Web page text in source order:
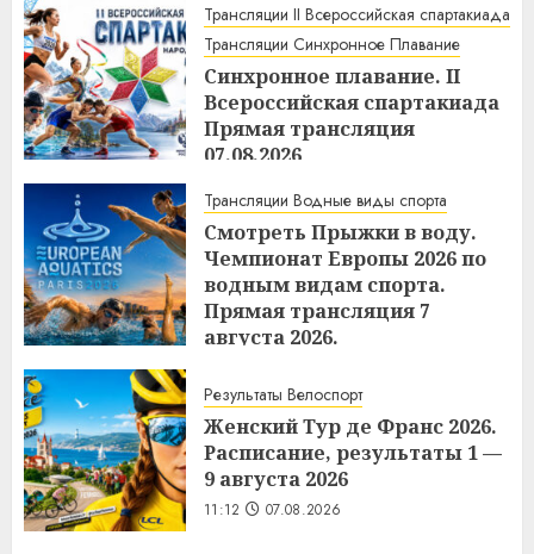
Трансляции II Всероссийская спартакиада
Трансляции Синхронное Плавание
Синхронное плавание. II
Всероссийская спартакиада
Прямая трансляция
07.08.2026
Трансляции Водные виды спорта
Смотреть Прыжки в воду.
Чемпионат Европы 2026 по
водным видам спорта.
Прямая трансляция 7
августа 2026.
Результаты Велоспорт
Женский Тур де Франс 2026.
Расписание, результаты 1 —
9 августа 2026
11:12 07.08.2026